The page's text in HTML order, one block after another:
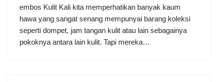
embos Kulit Kali kita memperhatikan banyak kaum
hawa yang sangat senang mempunyai barang koleksi
seperti dompet, jam tangan kulit atau lain sebagainya
pokoknya antara lain kulit. Tapi mereka…